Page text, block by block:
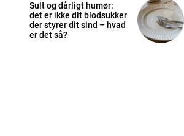
Sult og dårligt humør:
det er ikke dit blodsukker
der styrer dit sind – hvad
er det så?